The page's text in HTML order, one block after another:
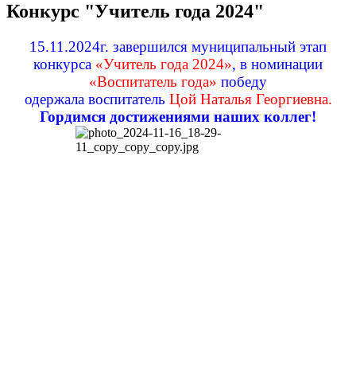
Конкурс "Учитель года 2024"
15.11.2024г. завершился муниципальный этап
конкурса «Учитель года 2024», в номинации
«Воспитатель года» победу
одержала воспитатель Цой Наталья Георгиевна.
Гордимся достижениями наших коллег!